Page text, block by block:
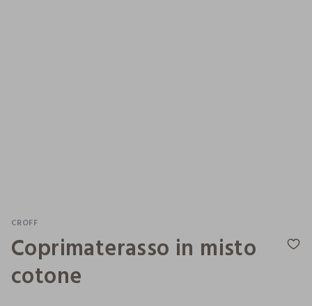
CROFF
Coprimaterasso in misto
cotone